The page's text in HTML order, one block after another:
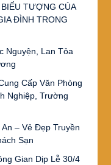
TƯỢNG CỦA
ĐÌNH TRONG
Nguyện, Lan Tỏa
Cấp Văn Phòng
Nghiệp, Trường
– Vẻ Đẹp Truyền
Sạn
Gian Dịp Lễ 30/4